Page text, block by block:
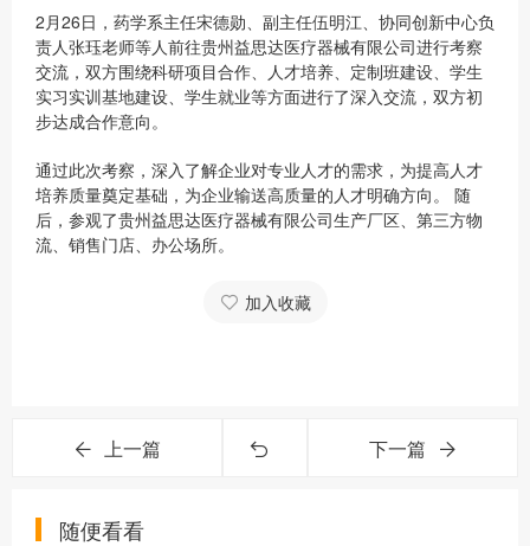
2月26日，药学系主任宋德勋、副主任伍明江、协同创新中心负
责人张珏老师等人前往贵州益思达医疗器械有限公司进行考察
交流，双方围绕科研项目合作、人才培养、定制班建设、学生
实习实训基地建设、学生就业等方面进行了深入交流，双方初
步达成合作意向。
通过此次考察，深入了解企业对专业人才的需求，为提高人才
培养质量奠定基础，为企业输送高质量的人才明确方向。 随
后，参观了贵州益思达医疗器械有限公司生产厂区、第三方物
流、销售门店、办公场所。
加入收藏
上一篇 下一篇
随便看看